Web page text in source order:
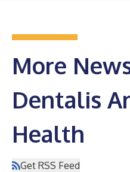
More
Dentalis
Health
Get RSS Feed